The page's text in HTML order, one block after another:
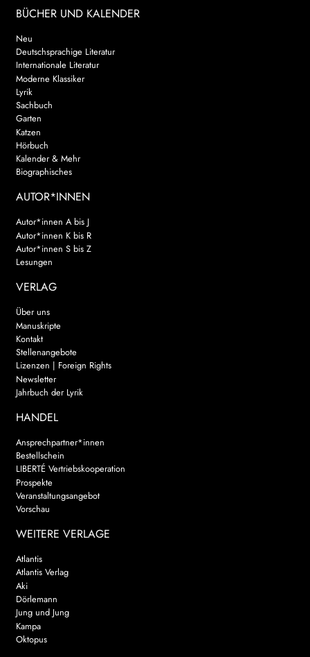
BÜCHER UND KALENDER
Neu
Deutschsprachige Literatur
Internationale Literatur
Moderne Klassiker
Lyrik
Sachbuch
Garten
Katzen
Hörbuch
Kalender & Mehr
Biographisches
AUTOR*INNEN
Autor*innen A bis J
Autor*innen K bis R
Autor*innen S bis Z
Lesungen
VERLAG
Über uns
Manuskripte
Kontakt
Stellenangebote
Lizenzen | Foreign Rights
Newsletter
Jahrbuch der Lyrik
HANDEL
Ansprechpartner*innen
Bestellschein
LIBERTÉ Vertriebskooperation
Prospekte
Veranstaltungsangebot
Vorschau
WEITERE VERLAGE
Atlantis
Atlantis Verlag
Aki
Dörlemann
Jung und Jung
Kampa
Oktopus